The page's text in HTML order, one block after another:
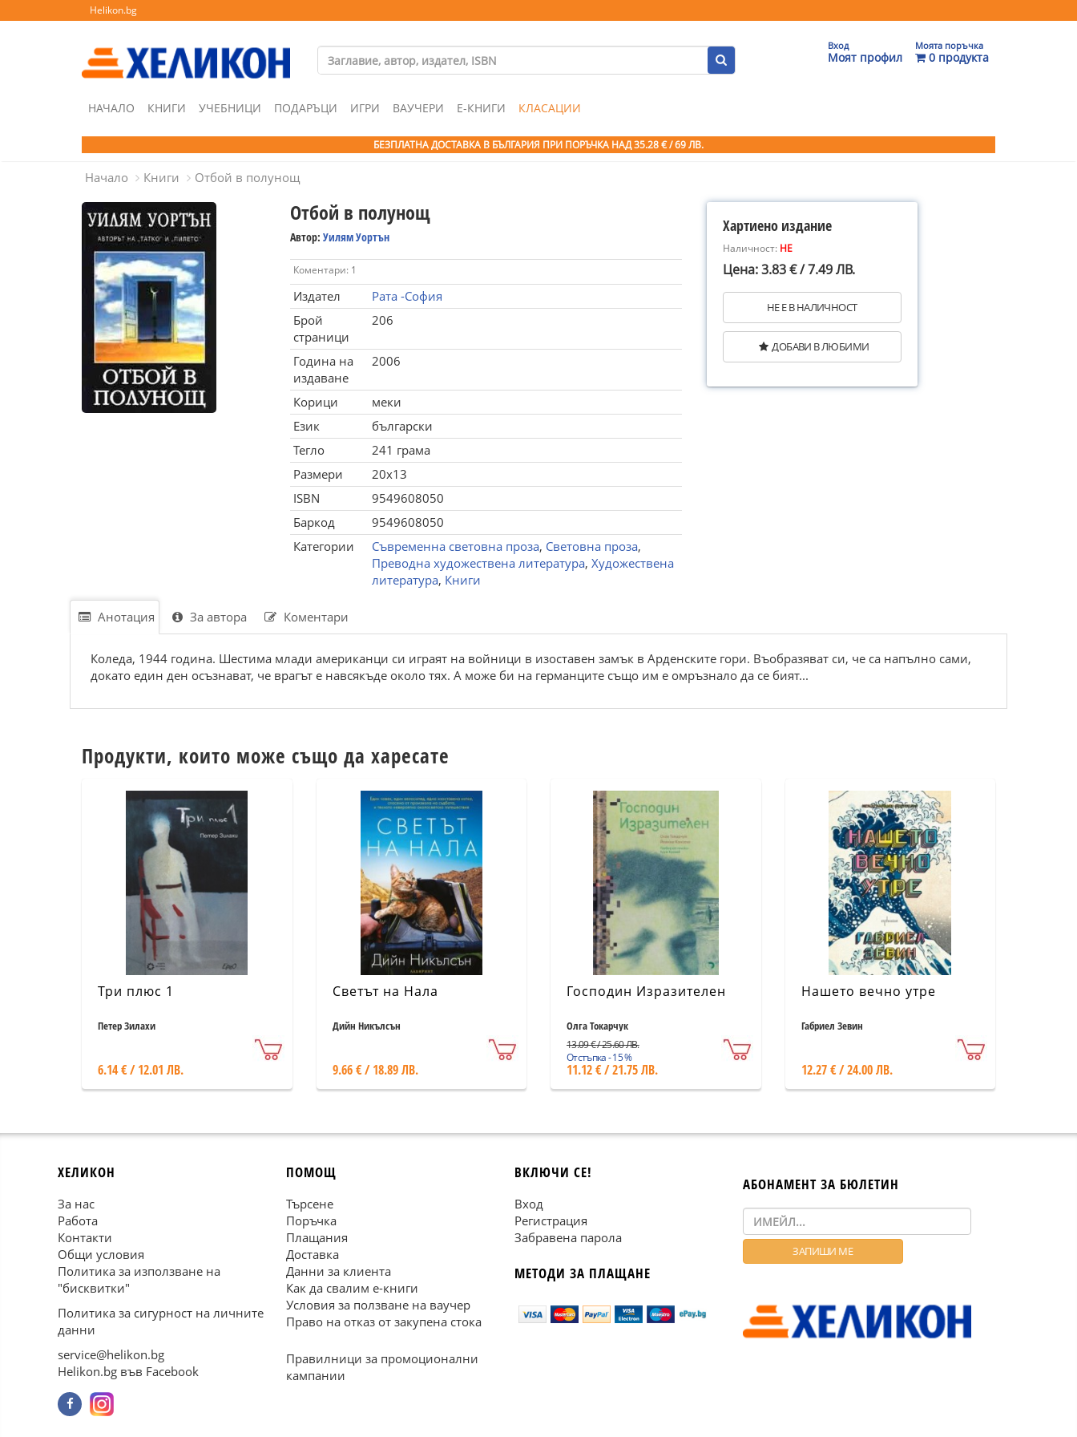
Helikon.bg
Вход
Моят профил
Моята поръчка
0 продукта
НАЧАЛО КНИГИ УЧЕБНИЦИ ПОДАРЪЦИ ИГРИ ВАУЧЕРИ Е-КНИГИ КЛАСАЦИИ
БЕЗПЛАТНА ДОСТАВКА В БЪЛГАРИЯ ПРИ ПОРЪЧКА НАД 35.28 € / 69 ЛВ.
Начало Книги Отбой в полунощ
Отбой в полунощ
Автор: Уилям Уортън
Коментари: 1
Издател
Рата -София
Брой
страници
206
Година на
издаване
2006
Корици
меки
Език
български
Тегло
241 грама
Размери
20x13
ISBN
9549608050
Баркод
9549608050
Категории
Съвременна световна проза, Световна проза,
Преводна художествена литература, Художествена
литература, Книги
Хартиено издание
Наличност: НЕ
Цена: 3.83 € / 7.49 ЛВ.
НЕ Е В НАЛИЧНОСТ
ДОБАВИ В ЛЮБИМИ
Анотация За автора Коментари
Коледа, 1944 година. Шестима млади американци си играят на войници в изоставен замък в Арденските гори. Въобразяват си, че са напълно сами,
докато един ден осъзнават, че врагът е навсякъде около тях. А може би на германците също им е омръзнало да се бият...
Продукти, които може също да харесате
Три плюс 1
Петер Зилахи
6.14 € / 12.01 ЛВ.
Светът на Нала
Дийн Никълсън
9.66 € / 18.89 ЛВ.
Господин Изразителен
Олга Токарчук
13.09 € / 25.60 ЛВ.
Отстъпка - 15 %
11.12 € / 21.75 ЛВ.
Нашето вечно утре
Габриел Зевин
12.27 € / 24.00 ЛВ.
ХЕЛИКОН
За нас
Работа
Контакти
Общи условия
Политика за използване на
"бисквитки"
Политика за сигурност на личните
данни
service@helikon.bg
Helikon.bg във Facebook
ПОМОЩ
Търсене
Поръчка
Плащания
Доставка
Данни за клиента
Как да свалим е-книги
Условия за ползване на ваучер
Право на отказ от закупена стока
Правилници за промоционални
кампании
ВКЛЮЧИ СЕ!
Вход
Регистрация
Забравена парола
МЕТОДИ ЗА ПЛАЩАНЕ
АБОНАМЕНТ ЗА БЮЛЕТИН